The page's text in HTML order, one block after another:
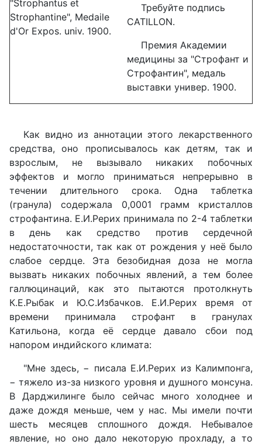
"Strophantus et
Strophantine", Medaile
d'Or Expos. univ. 1900.
Требуйте подпись
CATILLON.
Премия Академии
медицины за "Строфант и
Строфантин", медаль
выставки универ. 1900.
Как видно из аннотации этого лекарственного
средства, оно прописывалось как детям, так и
взрослым, не вызывало никаких побочных
эффектов и могло приниматься непрерывно в
течении длительного срока. Одна таблетка
(гранула) содержала 0,0001 грамм кристаллов
строфантина. Е.И.Рерих принимала по 2-4 таблетки
в день как средство против сердечной
недостаточности, так как от рождения у неё было
слабое сердце. Эта безобидная доза не могла
вызвать никаких побочных явлений, а тем более
галлюцинаций, как это пытаются протолкнуть
К.Е.Рыбак и Ю.С.Избачков. Е.И.Рерих время от
времени принимала строфант в гранулах
Катильона, когда её сердце давало сбои под
напором индийского климата:
"Мне здесь, − писала Е.И.Рерих из Калимпонга,
− тяжело из-за низкого уровня и душного монсуна.
В Дарджилинге было сейчас много холоднее и
даже дождя меньше, чем у нас. Мы имели почти
шесть месяцев сплошного дождя. Небывалое
явление, но оно дало некоторую прохладу, а то